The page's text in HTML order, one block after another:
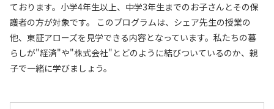
ております。小学4年生以上、中学3年生までのお子さんとその保
護者の方が対象です。 このプログラムは、シェア先生の授業の
他、東証アローズを見学できる内容となっています。私たちの暮
らしが"経済"や"株式会社"とどのように結びついているのか、親
子で一緒に学びましょう。